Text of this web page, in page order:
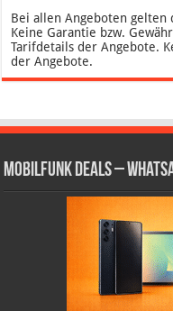
Bei allen Angeboten gelten
Keine Garantie bzw.
Tarifdetails der Angebote.
der Angebote.
Mobilfunk Deals –